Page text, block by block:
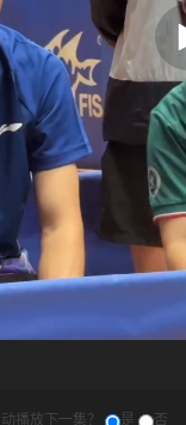
播放下一集？ 是 否